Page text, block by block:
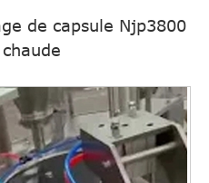
de capsule Njp3800